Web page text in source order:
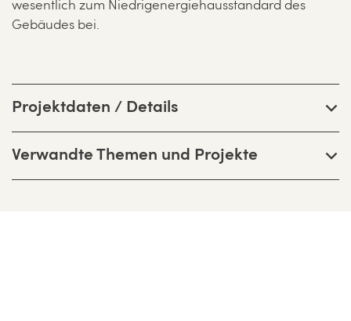
wesentlich zum Niedrigenergiehausstandard des
Gebäudes bei.
Projektdaten / Details
Verwandte Themen und Projekte